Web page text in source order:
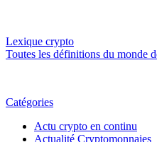
Lexique crypto
Toutes les définitions du monde
Catégories
Actu crypto en continu
Actualité Cryptomonnaies